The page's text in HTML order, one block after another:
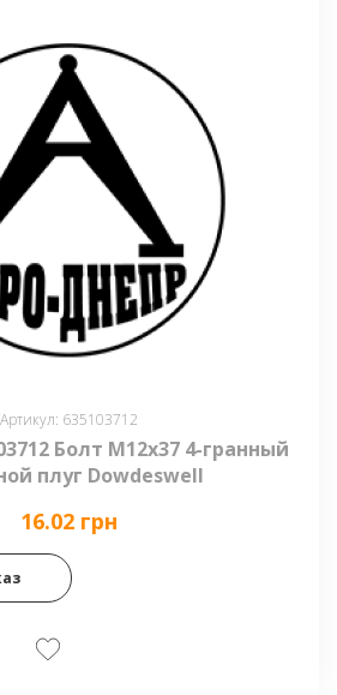
Артикул: 635103712
Болт М12х37 4-гранный
плуг Dowdeswell
16.02 грн